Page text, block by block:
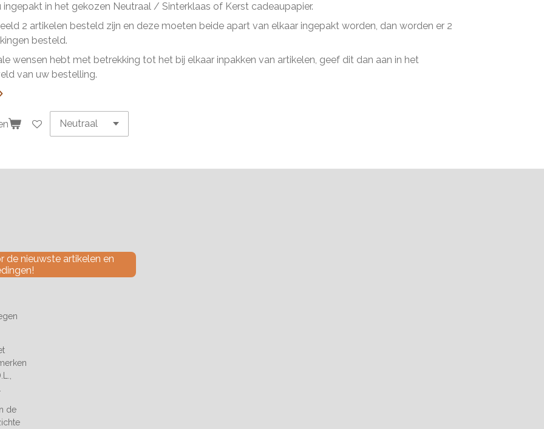
in het gekozen Neutraal / Sinterklaas of Kerst cadeaupapier.
2 artikelen besteld zijn en deze moeten beide apart van elkaar ingepakt worden, dan worden er 2
besteld.
wensen hebt met betrekking tot het bij elkaar inpakken van artikelen, geef dit dan aan in het
van uw bestelling.
de nieuwste artikelen en
de